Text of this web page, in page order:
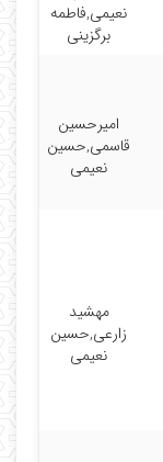
نعیمی,فاطمه
برگزینی
امیرحسین
قاسمی,حسین
نعیمی
مهشید
زارعی,حسین
نعیمی